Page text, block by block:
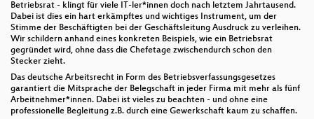
Betriebsrat - klingt für viele IT-ler*innen doch nach letztem Jahrtausend.
Dabei ist dies ein hart erkämpftes und wichtiges Instrument, um der
Stimme der Beschäftigten bei der Geschäftsleitung Ausdruck zu verleihen.
Wir schildern anhand eines konkreten Beispiels, wie ein Betriebsrat
gegründet wird, ohne dass die Chefetage zwischendurch schon den
Stecker zieht.
Das deutsche Arbeitsrecht in Form des Betriebsverfassungsgesetzes
garantiert die Mitsprache der Belegschaft in jeder Firma mit mehr als fünf
Arbeitnehmer*innen. Dabei ist vieles zu beachten - und ohne eine
professionelle Begleitung z.B. durch eine Gewerkschaft kaum zu schaffen.